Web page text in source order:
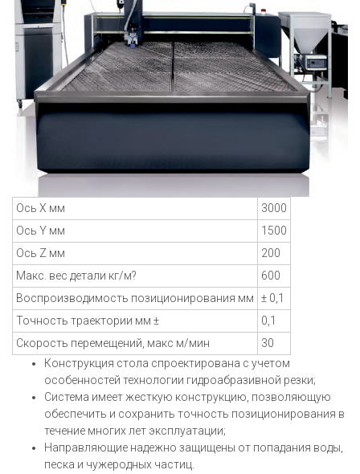
Ось X мм
3000
Ось Y мм
1500
Ось Z мм
200
Макс. вес детали кг/м?
600
Воспроизводимость позиционирования мм
± 0,1
Точность траектории мм ±
0,1
Скорость перемещений, макс м/мин
30
Конструкция стола спроектирована с учетом
особенностей технологии гидроабразивной резки;
Система имеет жесткую конструкцию, позволяющую
обеспечить и сохранить точность позиционирования в
течение многих лет эксплуатации;
Направляющие надежно защищены от попадания воды,
песка и чужеродных частиц.